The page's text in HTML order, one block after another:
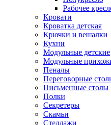
Рабочее
Кровати
Кроватка детская
Крючки и вешалки
Кухни
Модульные детские
Модульные
Пеналы
Переговорные
Письменные столы
Полки
Секретеры
Скамьи
Стеллажи